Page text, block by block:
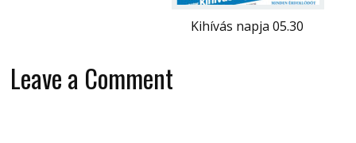
Kihívás napja 05.30
Leave a Comment